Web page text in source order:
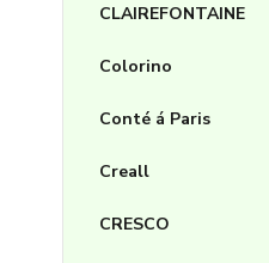
CLAIREFONTAINE
Colorino
Conté á Paris
Creall
CRESCO